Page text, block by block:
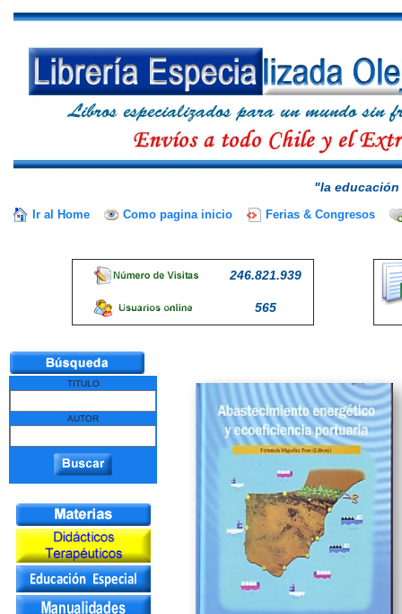
"la
Ir al Home Como pagina inicio Ferias & Congresos
246.821.939
565
TITULO
AUTOR